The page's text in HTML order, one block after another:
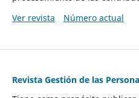
Ver revista
Número actual
Revista Gestión de las